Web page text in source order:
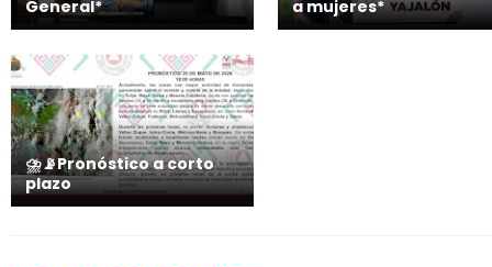
General* a mujeres*
⛈️📡Pronóstico a corto
plazo